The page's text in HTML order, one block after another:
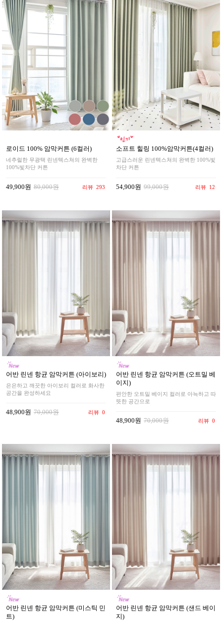
로이드 100% 암막커튼 (6컬러)
네추럴한 무광택 린넨텍스쳐의 완벽한
100%빛차단 커튼
49,900원 80,000원 리뷰 293
소프트 힐링 100%암막커튼(4컬러)
고급스러운 린넨텍스쳐의 완벽한 100%빛
차단 커튼
54,900원 99,000원 리뷰 12
어반 린넨 항균 암막커튼 (아이보리)
은은하고 깨끗한 아이보리 컬러로 화사한
공간을 완성하세요
48,900원 70,000원 리뷰 0
어반 린넨 항균 암막커튼 (오트밀 베
이지)
편안한 오트밀 베이지 컬러로 아늑하고 따
뜻한 공간으로
48,900원 70,000원 리뷰 0
어반 린넨 항균 암막커튼 (미스틱 민
트)
어반 린넨 항균 암막커튼 (샌드 베이
지)